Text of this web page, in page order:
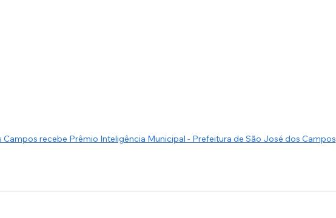
Campos recebe Prêmio Inteligência Municipal - Prefeitura de São José dos Campos